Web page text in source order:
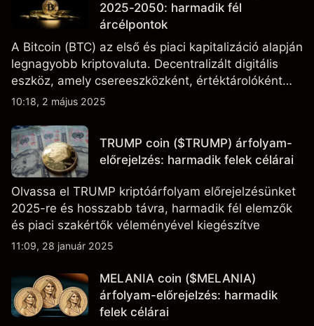
2025-2050: harmadik fél
árcélpontok
A Bitcoin (BTC) az első és piaci kapitalizáció alapján
legnagyobb kriptovaluta. Decentralizált digitális
eszköz, amely csereeszközként, értéktárolóként
szolgál, és gyakran tekintik potenciális fedezeti
10:18, 2 május 2025
TRUMP coin ($TRUMP) árfolyam-
előrejelzés: harmadik felek célárai
Olvassa el TRUMP kriptóárfolyam előrejelzésünket
2025-re és hosszabb távra, harmadik fél elemzők
és piaci szakértők véleményével kiegészítve
11:09, 28 január 2025
MELANIA coin ($MELANIA)
árfolyam-előrejelzés: harmadik
felek célárai